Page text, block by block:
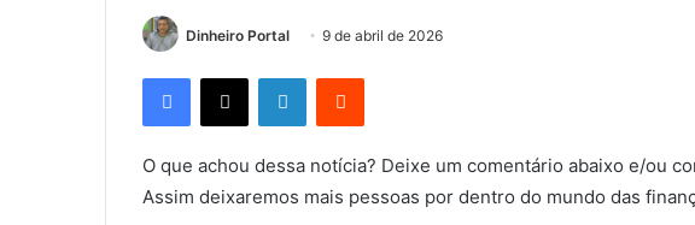
Dinheiro Portal 9 de abril de 2026
Facebook
X LinkedinReddit
O que achou dessa notícia? Deixe um comentário abaixo e/ou
Assim deixaremos mais pessoas por dentro do mundo das